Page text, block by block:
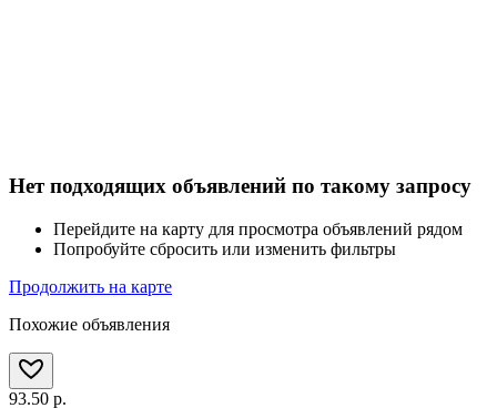
Нет подходящих объявлений по такому запросу
Перейдите на карту для просмотра объявлений рядом
Попробуйте сбросить или изменить фильтры
Продолжить на карте
Похожие объявления
93.50 р.